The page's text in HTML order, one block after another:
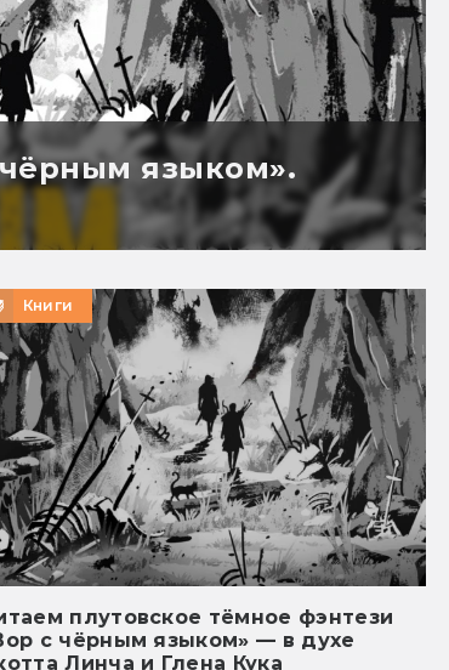
языком».
Книги
плутовское тёмное фэнтези
с чёрным языком» — в духе
Линча и Глена Кука